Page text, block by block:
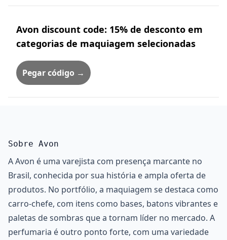
Avon discount code: 15% de desconto em
categorias de maquiagem selecionadas
Pegar código →
Sobre Avon
A Avon é uma varejista com presença marcante no
Brasil, conhecida por sua história e ampla oferta de
produtos. No portfólio, a maquiagem se destaca como
carro-chefe, com itens como bases, batons vibrantes e
paletas de sombras que a tornam líder no mercado. A
perfumaria é outro ponto forte, com uma variedade